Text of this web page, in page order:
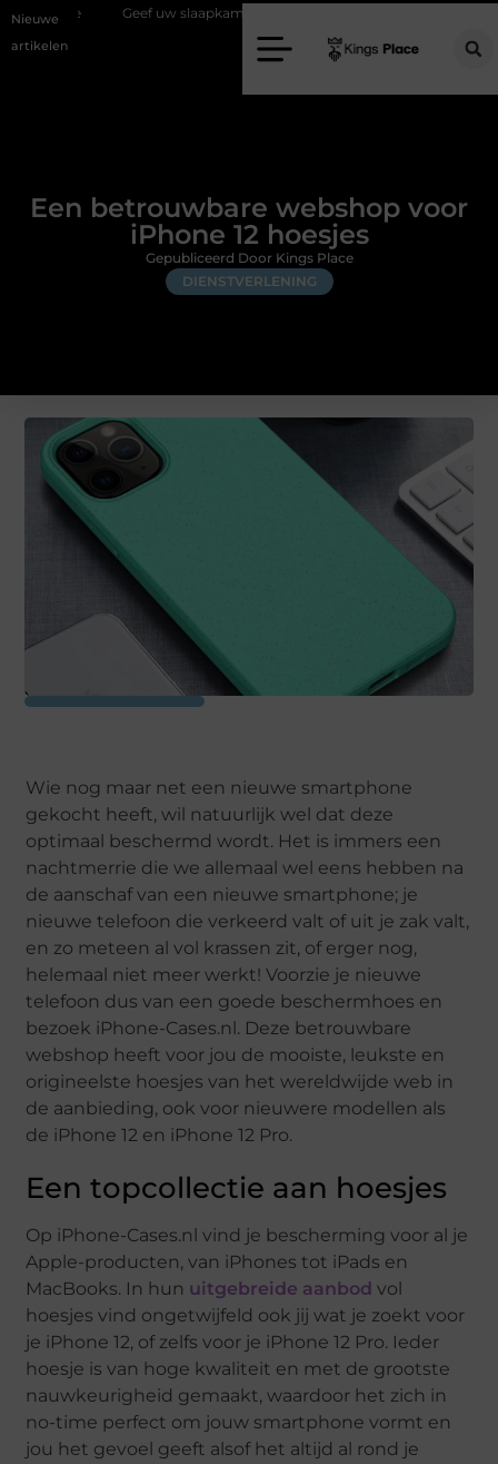
Nieuwe
artikelen
uw slaapkamer een upgrade met interieuradvies Zwolle
Een betrouwbare webshop voor
iPhone 12 hoesjes
DIENSTVERLENING
Gepubliceerd Door Kings Place
Wie nog maar net een nieuwe smartphone
gekocht heeft, wil natuurlijk wel dat deze
optimaal beschermd wordt. Het is immers een
nachtmerrie die we allemaal wel eens hebben na
de aanschaf van een nieuwe smartphone; je
nieuwe telefoon die verkeerd valt of uit je zak valt,
en zo meteen al vol krassen zit, of erger nog,
helemaal niet meer werkt! Voorzie je nieuwe
telefoon dus van een goede beschermhoes en
bezoek iPhone-Cases.nl. Deze betrouwbare
webshop heeft voor jou de mooiste, leukste en
origineelste hoesjes van het wereldwijde web in
de aanbieding, ook voor nieuwere modellen als
de iPhone 12 en iPhone 12 Pro.
Een topcollectie aan hoesjes
Op iPhone-Cases.nl vind je bescherming voor al je
Apple-producten, van iPhones tot iPads en
MacBooks. In hun uitgebreide aanbod vol
hoesjes vind ongetwijfeld ook jij wat je zoekt voor
je iPhone 12, of zelfs voor je iPhone 12 Pro. Ieder
hoesje is van hoge kwaliteit en met de grootste
nauwkeurigheid gemaakt, waardoor het zich in
no-time perfect om jouw smartphone vormt en
jou het gevoel geeft alsof het altijd al rond je